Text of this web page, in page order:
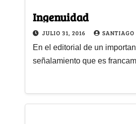
Ingenuidad
JULIO 31, 2016 SANTIAGO
En el editorial de un
señalamiento que es